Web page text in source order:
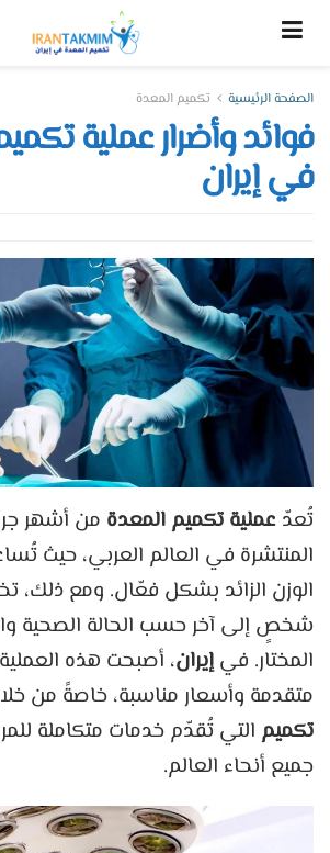
الصفحة الرئيسية تكميم المعدة
فوائد وأضرار عملية
في إيران
تُعدّ عملية تكميم المعدة من أشهر
المنتشرة في العالم العربي، حيث
الوزن الزائد بشكل فعّال. ومع ذلك،
شخصٍ إلى آخر حسب الحالة الصحية
المختار. في إيران، أصبحت هذه
متقدمة وأسعار مناسبة، خاصةً من
تكميم التي تُقدّم خدمات متكاملة
جميع أنحاء العالم.